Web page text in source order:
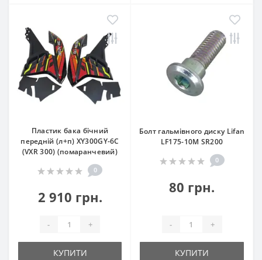
Пластик бака бічний
передній (л+п) XY300GY-6C
(VXR 300) (помаранчевий)
0
2 910 грн.
- +
КУПИТИ
Болт гальмівного диску Lifan
LF175-10M SR200
0
80 грн.
- +
КУПИТИ